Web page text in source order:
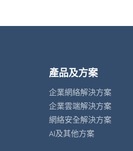
產品及方案
企業網絡解決方案
企業雲端解決方案
網絡安全解決方案
AI及其他方案